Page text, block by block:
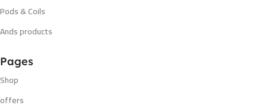
Pods & Coils
Ands products
Pages
Shop
offers